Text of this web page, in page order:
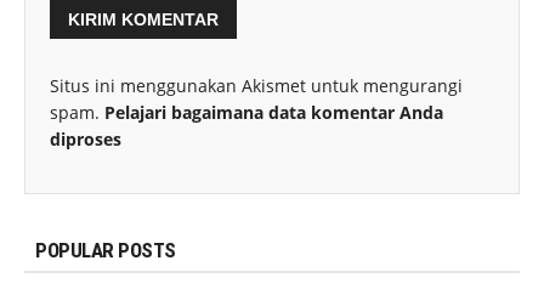
Situs ini menggunakan Akismet untuk mengurangi
spam. Pelajari bagaimana data komentar Anda
diproses
POPULAR POSTS